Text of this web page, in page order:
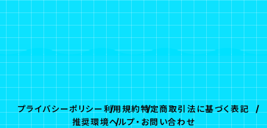
プライバシーポリシー利用規約特定商取引法に基づく表記
推奨環境ヘルプ・お問い合わせ